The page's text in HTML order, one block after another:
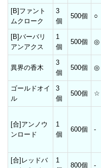
[B]ファント
ムクローク
3
個
500個 ○
[B]バーバリ
アンアクス
1
個
500個 ◎
異界の香木
3
個
500個 ◎
ゴールドオイ
ル
3
個
500個 ☆
[合]アンノウ
ンロード
1
個
600個 -
[合]レッドバ
1
800個 -